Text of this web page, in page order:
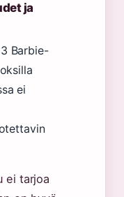
ja
Barbie-
ei
ei tarjoa